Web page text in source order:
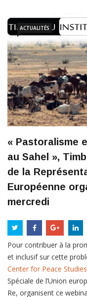
ACTUALITÉS
« Pastoralisme
au Sahel »,
de la
Européenne
mercredi
Pour contribuer à la
et inclusif sur cette
Center for Peace Studies
Spéciale de l’Union
Re, organisent ce